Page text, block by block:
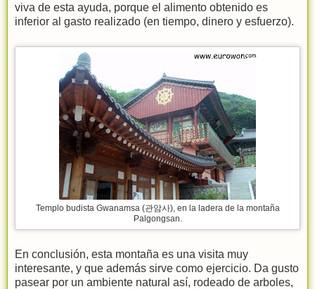
viva de esta ayuda, porque el alimento obtenido es
inferior al gasto realizado (en tiempo, dinero y esfuerzo).
Templo budista Gwanamsa (관암사), en la ladera de la montaña
Palgongsan.
En conclusión, esta montaña es una visita muy
interesante, y que además sirve como ejercicio. Da gusto
pasear por un ambiente natural así, rodeado de arboles,